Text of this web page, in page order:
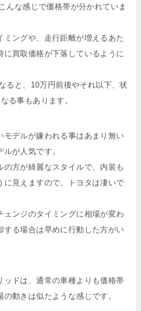
んな感じで価格帯が分かれていま
ミングや、走行距離が増えるあた
に買取価格が下落しているように
ると、10万円前後やそれ以下、状
る事もあります。
モデルが嫌われる事はあまり無い
が人気です。
の方が綺麗なスタイルで、内装も
に見えますので、トヨタは凄いで
ェンジのタイミングに相場が変わ
する場合は早めに行動した方がい
ッドは、通常の車種よりも価格帯
動きは似たような感じです。